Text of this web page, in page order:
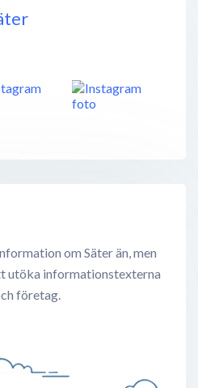
om Säter än, men
utöka informationstexterna
företag.